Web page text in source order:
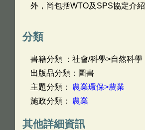
外，尚包括WTO及SPS協定介紹
分類
書籍分類 ：社會/科學>自然科學
出版品分類：圖書
主題分類： 農業環保>農業
施政分類： 農業
其他詳細資訊